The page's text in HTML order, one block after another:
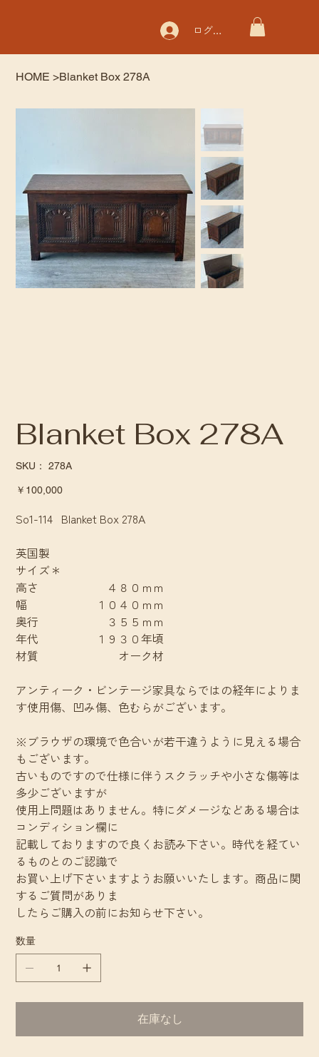
ログイン
HOME >Blanket Box 278A
Blanket Box 278A
SKU：
SKU：
278A
価
￥100,000
So1-114 Blanket Box 278A
英国製
サイズ＊
高さ ４８０ｍｍ
幅 １０４０ｍｍ
奥行 ３５５ｍｍ
年代 １９３０年頃
材質 オーク材
アンティーク・ビンテージ家具ならではの経年によりま
す使用傷、凹み傷、色むらがございます。
※ブラウザの環境で色合いが若干違うように見える場合
もございます。
古いものですので仕様に伴うスクラッチや小さな傷等は
多少ございますが
使用上問題はありません。特にダメージなどある場合は
コンディション欄に
記載しておりますので良くお読み下さい。時代を経てい
るものとのご認識で
お買い上げ下さいますようお願いいたします。商品に関
するご質問がありま
したらご購入の前にお知らせ下さい。
数量
在庫なし